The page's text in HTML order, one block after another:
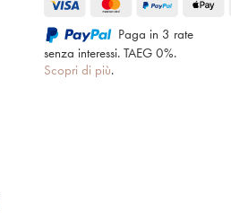
Paga in 3 rate
senza interessi. TAEG 0%.
Scopri di più.